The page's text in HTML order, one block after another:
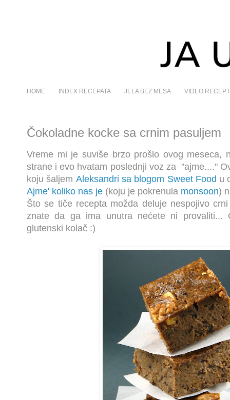
HOME INDEX RECEPATA JELA BEZ MESA VIDEO
Čokoladne kocke sa crnim pasuljem
Vreme mi je suviše brzo prošlo ovog meseca,
strane i evo hvatam poslednji voz za "ajme...."
koju šaljem Aleksandri sa blogom Sweet Food u
Ajme' koliko nas je (koju je pokrenula monsoon)
Što se tiče recepta možda deluje nespojivo
znate da ga ima unutra nećete ni provaliti...
glutenski kolač :)